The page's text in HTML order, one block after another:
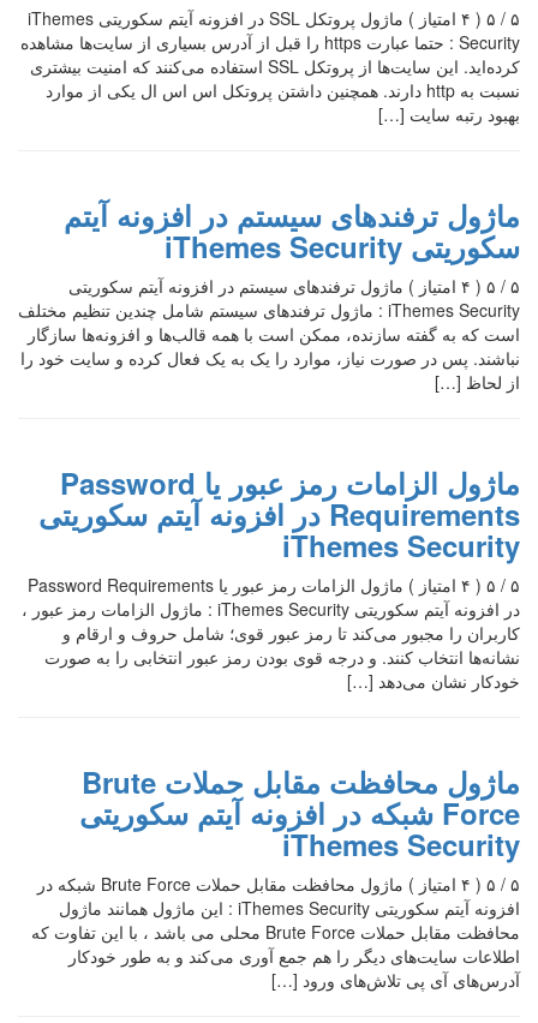
۵ / ۵ ( ۴ امتیاز ) ماژول پروتکل SSL در افزونه آیتم سکوریتی iThemes
Security : حتما عبارت https را قبل از آدرس بسیاری از سایت‌ها مشاهده
کرده‌اید. این سایت‌ها از پروتکل SSL استفاده می‌کنند که امنیت بیشتری
نسبت به http دارند. همچنین داشتن پروتکل اس اس ال یکی از موارد
بهبود رتبه سایت […]
ماژول ترفندهای سیستم در افزونه آیتم
سکوریتی iThemes Security
۵ / ۵ ( ۴ امتیاز ) ماژول ترفندهای سیستم در افزونه آیتم سکوریتی
iThemes Security : ماژول ترفندهای سیستم شامل چندین تنظیم مختلف
است که به گفته سازنده، ممکن است با همه قالب‌ها و افزونه‌ها سازگار
نباشند. پس در صورت نیاز، موارد را یک به یک فعال کرده و سایت خود را
از لحاظ […]
ماژول الزامات رمز عبور یا Password
Requirements در افزونه آیتم سکوریتی
iThemes Security
۵ / ۵ ( ۴ امتیاز ) ماژول الزامات رمز عبور یا Password Requirements
در افزونه آیتم سکوریتی iThemes Security : ماژول الزامات رمز عبور ،
کاربران را مجبور می‌کند تا رمز عبور قوی؛ شامل حروف و ارقام و
نشانه‌ها انتخاب کنند. و درجه قوی بودن رمز عبور انتخابی را به صورت
خودکار نشان می‌دهد […]
ماژول محافظت مقابل حملات Brute
Force شبکه در افزونه آیتم سکوریتی
iThemes Security
۵ / ۵ ( ۴ امتیاز ) ماژول محافظت مقابل حملات Brute Force شبکه در
افزونه آیتم سکوریتی iThemes Security : این ماژول همانند ماژول
محافظت مقابل حملات Brute Force محلی می باشد ، با این تفاوت که
اطلاعات سایت‌های دیگر را هم جمع آوری می‌کند و به طور خودکار
آدرس‌های آی پی تلاش‌های ورود […]